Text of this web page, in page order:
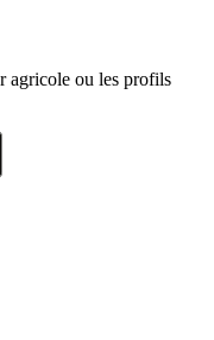
agricole ou les profils